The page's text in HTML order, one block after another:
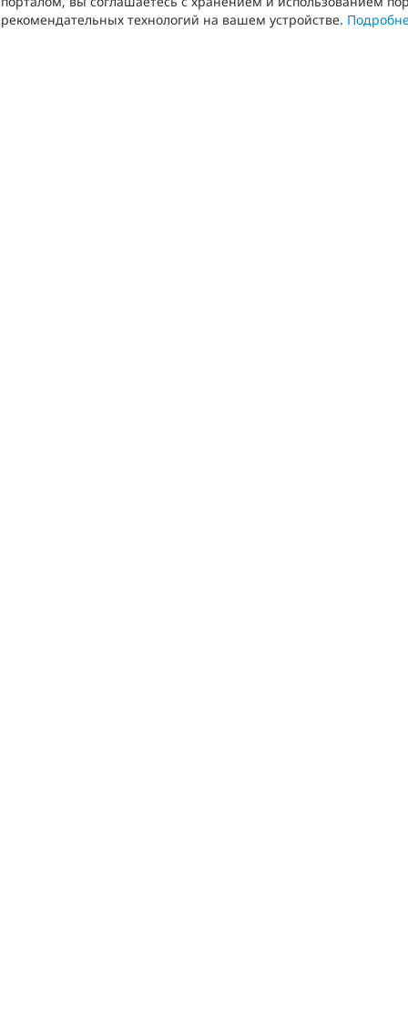
рекомендательных технологий на вашем устройстве.